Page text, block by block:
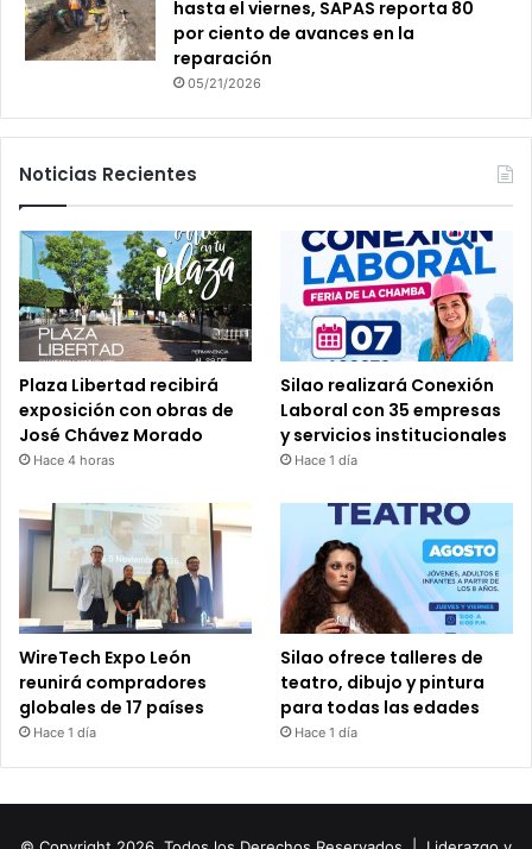
hasta el viernes, SAPAS reporta 80
por ciento de avances en la
reparación
05/21/2026
Noticias Recientes
Plaza Libertad recibirá
exposición con obras de
José Chávez Morado
Hace 4 horas
Silao realizará Conexión
Laboral con 35 empresas
y servicios institucionales
Hace 1 día
WireTech Expo León
reunirá compradores
globales de 17 países
Hace 1 día
Silao ofrece talleres de
teatro, dibujo y pintura
para todas las edades
Hace 1 día